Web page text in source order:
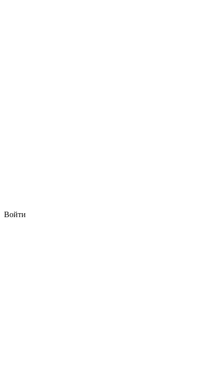
Войти